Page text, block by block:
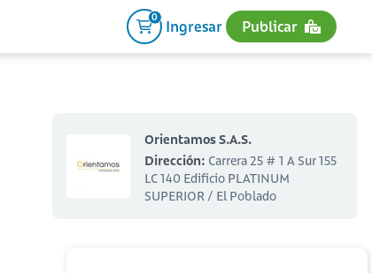
0
Ingresar Publicar
Orientamos S.A.S.
Dirección: Carrera 25 # 1 A Sur 155
LC 140 Edificio PLATINUM
SUPERIOR / El Poblado